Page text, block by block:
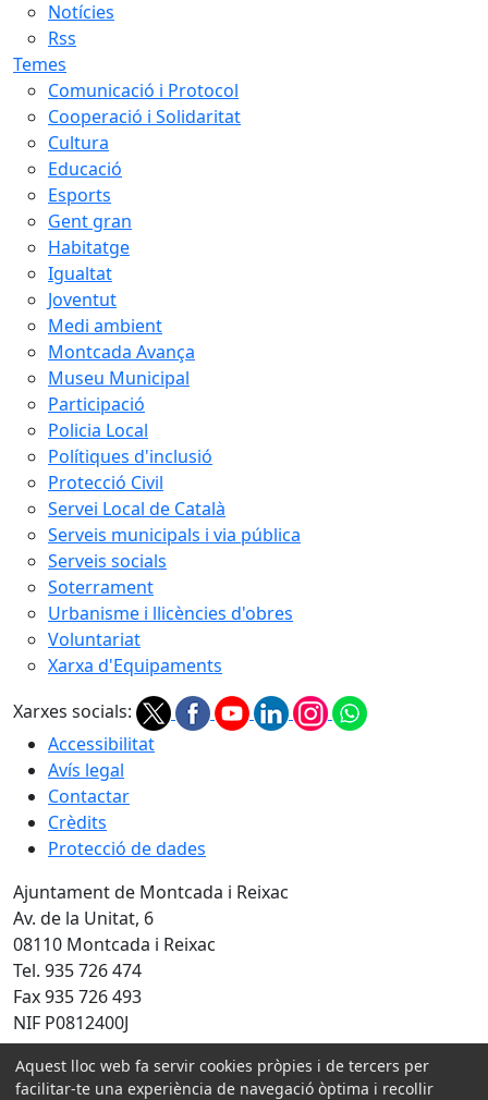
Notícies
Rss
Temes
Comunicació i Protocol
Cooperació i Solidaritat
Cultura
Educació
Esports
Gent gran
Habitatge
Igualtat
Joventut
Medi ambient
Montcada Avança
Museu Municipal
Participació
Policia Local
Polítiques d'inclusió
Protecció Civil
Servei Local de Català
Serveis municipals i via pública
Serveis socials
Soterrament
Urbanisme i llicències d'obres
Voluntariat
Xarxa d'Equipaments
Xarxes socials:
Accessibilitat
Avís legal
Contactar
Crèdits
Protecció de dades
Ajuntament de Montcada i Reixac
Av. de la Unitat, 6
08110 Montcada i Reixac
Tel. 935 726 474
Fax 935 726 493
NIF P0812400J
Amb la col·laboració de:
Aquest lloc web fa servir cookies pròpies i de tercers per
facilitar-te una experiència de navegació òptima i recollir